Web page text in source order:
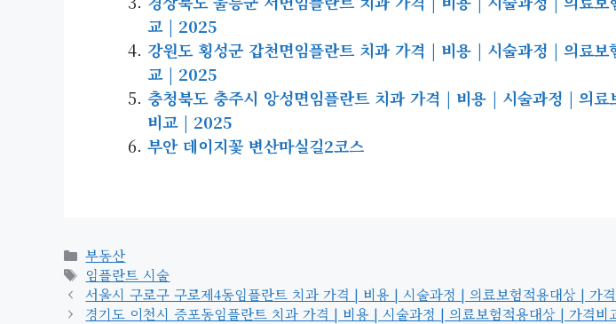
교 | 2025
강원도 횡성군 갑천면임플란트 치과 가격 | 비용 | 시술과정 | 의료보
교 | 2025
충청북도 충주시 앙성면임플란트 치과 가격 | 비용 | 시술과정 | 의료
비교 | 2025
부안 데이지꽃 변산마실길2코스
카
테
고
리
부동산
태
그
임플란트 시술
서울시 구로구 구로제4동임플란트 치과 가격 | 비용 | 시술과정 | 의료보험적용대상 | 가
경기도 이천시 증포동임플란트 치과 가격 | 비용 | 시술과정 | 의료보험적용대상 | 가격비